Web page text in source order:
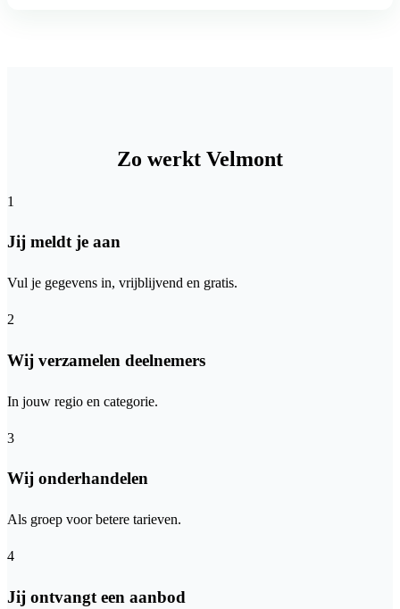
Zo werkt Velmont
1
Jij meldt je aan
Vul je gegevens in, vrijblijvend en gratis.
2
Wij verzamelen deelnemers
In jouw regio en categorie.
3
Wij onderhandelen
Als groep voor betere tarieven.
4
Jij ontvangt een aanbod